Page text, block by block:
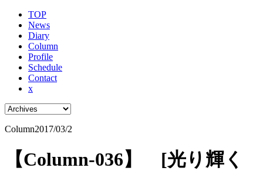
TOP
News
Diary
Column
Profile
Schedule
Contact
x
Column2017/03/2
【Column-036】 [光り輝く